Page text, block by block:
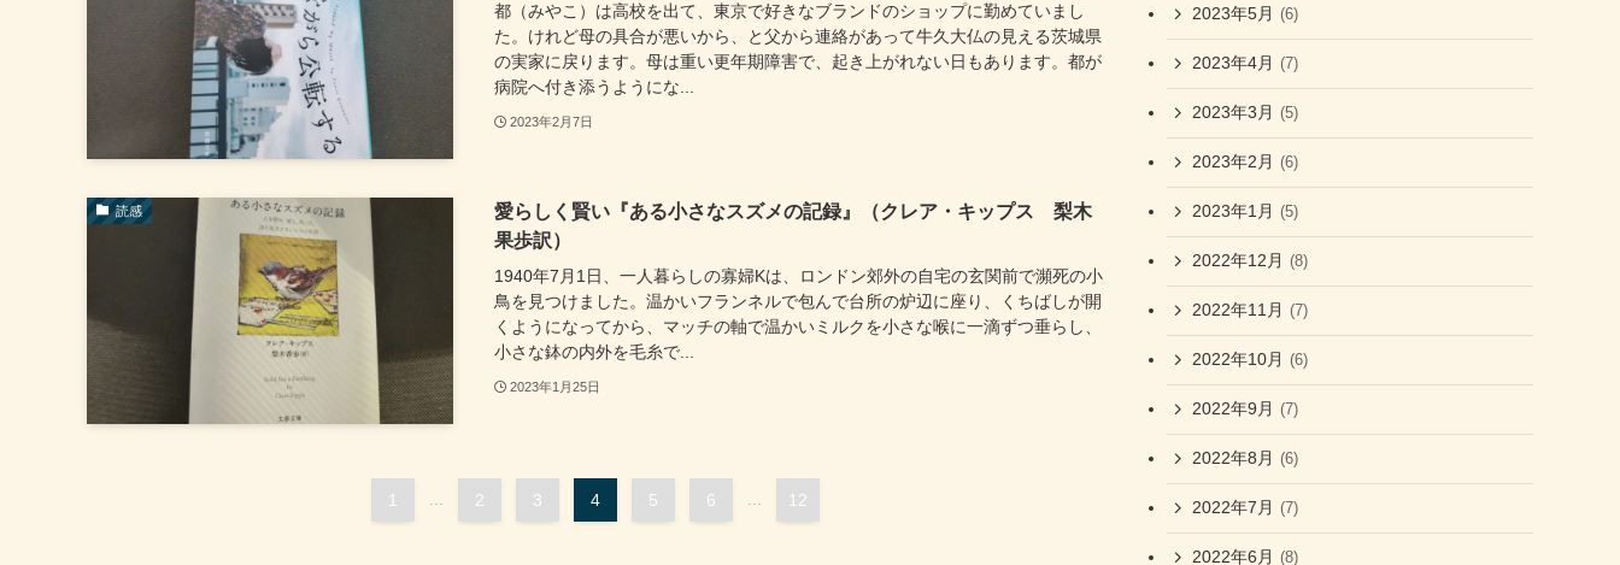
都（みやこ）は高校を出て、東京で好きなブランドのショップに勤めていまし
た。けれど母の具合が悪いから、と父から連絡があって牛久大仏の見える茨城県
の実家に戻ります。母は重い更年期障害で、起き上がれない日もあります。都が
病院へ付き添うようにな...
2023年2月7日
読感
愛らしく賢い『ある小さなスズメの記録』（クレア・キップス 梨木
果歩訳）
1940年7月1日、一人暮らしの寡婦Kは、ロンドン郊外の自宅の玄関前で瀕死の小
鳥を見つけました。温かいフランネルで包んで台所の炉辺に座り、くちばしが開
くようになってから、マッチの軸で温かいミルクを小さな喉に一滴ずつ垂らし、
小さな鉢の内外を毛糸で...
2023年1月25日
1 2 3 4 5 6 12
2023年5月 (6)
2023年4月 (7)
2023年3月 (5)
2023年2月 (6)
2023年1月 (5)
2022年12月 (8)
2022年11月 (7)
2022年10月 (6)
2022年9月 (7)
2022年8月 (6)
2022年7月 (7)
2022年6月 (8)